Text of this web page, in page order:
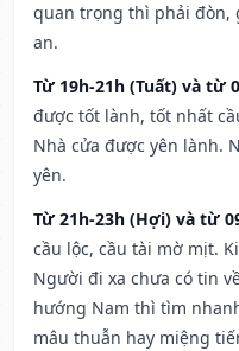
quan trọng thì phải đòn,
an.
Từ 19h-21h (Tuất) và từ
được tốt lành, tốt nhất
Nhà cửa được yên lành.
yên.
Từ 21h-23h (Hợi) và từ
cầu lộc, cầu tài mờ mịt.
Người đi xa chưa có tin
hướng Nam thì tìm
mâu thuẫn hay miệng